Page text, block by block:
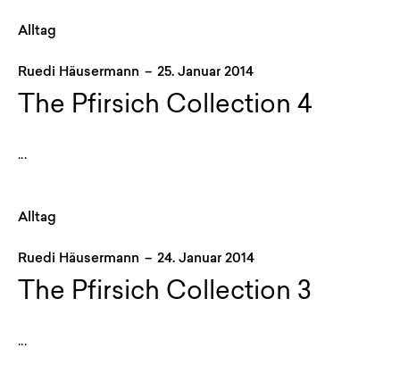
Alltag
Ruedi Häusermann – 25. Januar 2014
The Pfirsich Collection 4
...
Alltag
Ruedi Häusermann – 24. Januar 2014
The Pfirsich Collection 3
...